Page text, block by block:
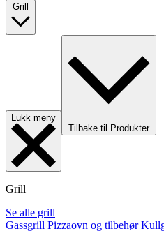
Lukk meny
Tilbake til Produkter
Grill
Se alle grill
Gassgrill Pizzaovn og tilbehør